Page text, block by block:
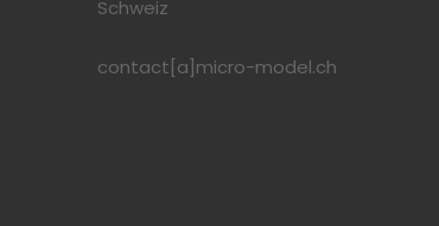
Schweiz
contact[a]micro-model.ch